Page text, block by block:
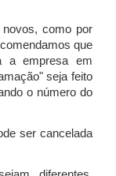
como por
que
a empresa em
seja feito
o número do
ser cancelada